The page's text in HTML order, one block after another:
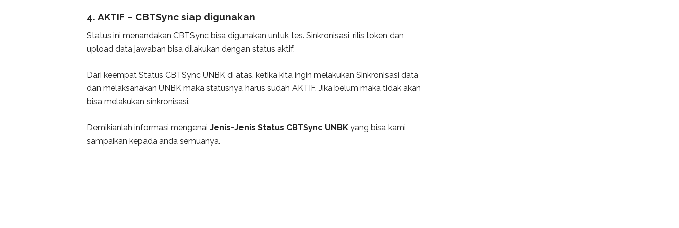
4. AKTIF – CBTSync siap digunakan
Status ini menandakan CBTSync bisa digunakan untuk tes. Sinkronisasi, rilis token dan
upload data jawaban bisa dilakukan dengan status aktif.
Dari keempat Status CBTSync UNBK di atas, ketika kita ingin melakukan Sinkronisasi data
dan melaksanakan UNBK maka statusnya harus sudah AKTIF. Jika belum maka tidak akan
bisa melakukan sinkronisasi.
Demikianlah informasi mengenai Jenis-Jenis Status CBTSync UNBK yang bisa kami
sampaikan kepada anda semuanya.